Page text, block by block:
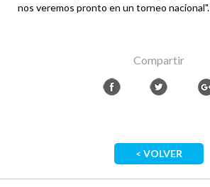
nos veremos pronto en un torneo nacional".
Compartir
< VOLVER